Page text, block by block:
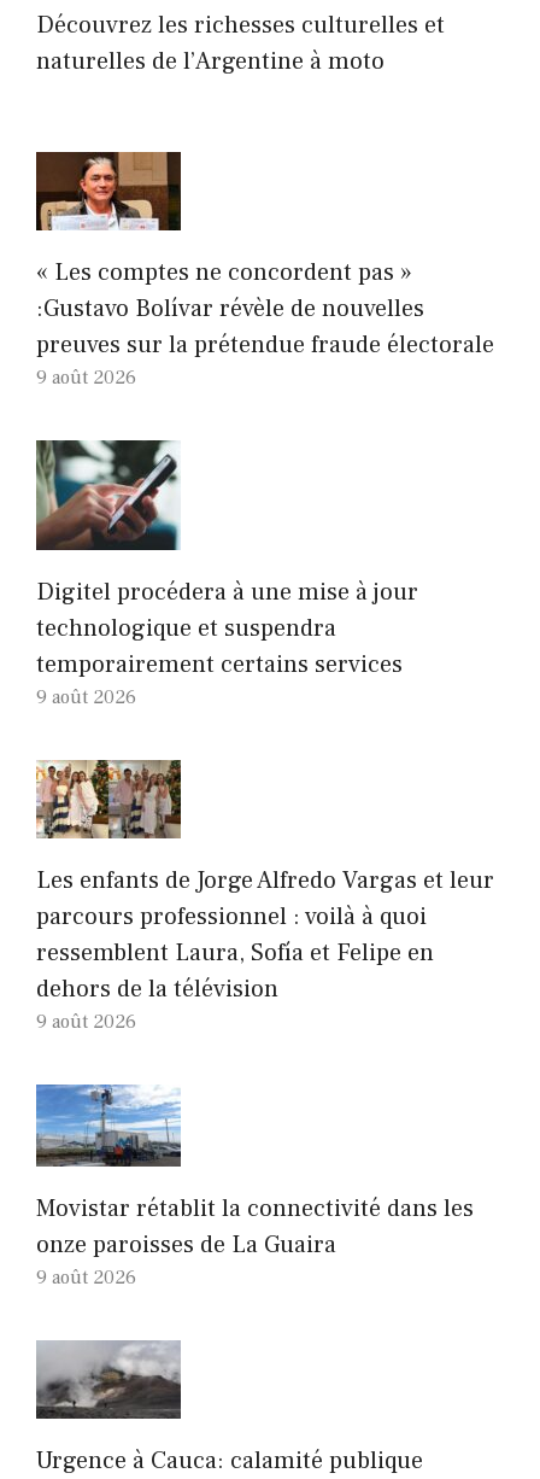
Découvrez les richesses culturelles et
naturelles de l’Argentine à moto
« Les comptes ne concordent pas »
:Gustavo Bolívar révèle de nouvelles
preuves sur la prétendue fraude électorale
9 août 2026
Digitel procédera à une mise à jour
technologique et suspendra
temporairement certains services
9 août 2026
Les enfants de Jorge Alfredo Vargas et leur
parcours professionnel : voilà à quoi
ressemblent Laura, Sofía et Felipe en
dehors de la télévision
9 août 2026
Movistar rétablit la connectivité dans les
onze paroisses de La Guaira
9 août 2026
Urgence à Cauca: calamité publique